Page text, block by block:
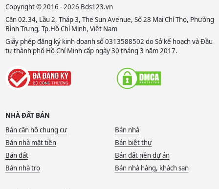
Copyright © 2016 - 2026 Bds123.vn
Căn 02.34, Lầu 2, Tháp 3, The Sun Avenue, Số 28 Mai Chí Thọ, Phường
Bình Trưng, Tp.Hồ Chí Minh, Việt Nam
Giấy phép đăng ký kinh doanh số 0313588502 do Sở kế hoạch và Đầu
tư thành phố Hồ Chí Minh cấp ngày 30 tháng 3 năm 2017.
NHÀ ĐẤT BÁN
Bán căn hộ chung cư
Bán nhà
Bán nhà mặt tiền
Bán biệt thự
Bán đất
Bán đất nền dự án
Bán nhà trọ
Bán nhà hàng, khách sạn